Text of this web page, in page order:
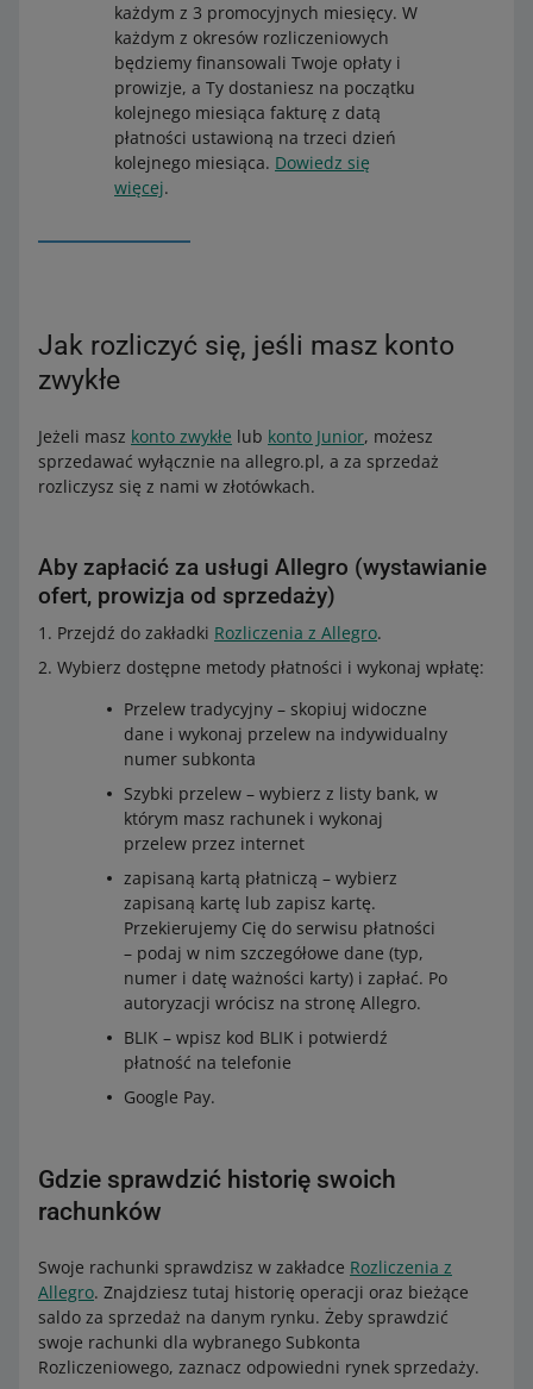
numer IBAN – PL + numer konta bankowego (na
przykład PL12345678912345678912345678).
każdym z 3 promocyjnych miesięcy. W
każdym z okresów rozliczeniowych
będziemy finansowali Twoje opłaty i
prowizje, a Ty dostaniesz na początku
kolejnego miesiąca fakturę z datą
płatności ustawioną na trzeci dzień
kolejnego miesiąca. Dowiedz się
więcej.
Jak rozliczyć się, jeśli masz konto
zwykłe
Jeżeli masz konto zwykłe lub konto Junior, możesz
sprzedawać wyłącznie na allegro.pl, a za sprzedaż
rozliczysz się z nami w złotówkach.
Aby zapłacić za usługi Allegro (wystawianie
ofert, prowizja od sprzedaży)
Przejdź do zakładki Rozliczenia z Allegro.
Wybierz dostępne metody płatności i wykonaj wpłatę:
Przelew tradycyjny – skopiuj widoczne
dane i wykonaj przelew na indywidualny
numer subkonta
Szybki przelew – wybierz z listy bank, w
którym masz rachunek i wykonaj
przelew przez internet
zapisaną kartą płatniczą – wybierz
zapisaną kartę lub zapisz kartę.
Przekierujemy Cię do serwisu płatności
– podaj w nim szczegółowe dane (typ,
numer i datę ważności karty) i zapłać. Po
autoryzacji wrócisz na stronę Allegro.
BLIK – wpisz kod BLIK i potwierdź
płatność na telefonie
Google Pay.
Gdzie sprawdzić historię swoich
rachunków
Swoje rachunki sprawdzisz w zakładce Rozliczenia z
Allegro. Znajdziesz tutaj historię operacji oraz bieżące
saldo za sprzedaż na danym rynku. Żeby sprawdzić
swoje rachunki dla wybranego Subkonta
Rozliczeniowego, zaznacz odpowiedni rynek sprzedaży.